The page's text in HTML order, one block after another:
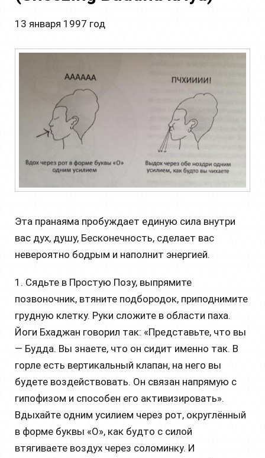
ь
13 января 1997 год
Эта пранаяма пробуждает единую сила внутри
вас дух, душу, Бесконечность, сделает вас
невероятно бодрым и наполнит энергией.
1. Сядьте в Простую Позу, выпрямите
позвоночник, втяните подбородок, приподнимите
грудную клетку. Руки сложите в области паха.
Йоги Бхаджан говорил так: «Представьте, что вы
— Будда. Вы знаете, что он сидит именно так. В
горле есть вертикальный клапан, на него вы
будете воздействовать. Он связан напрямую с
гипофизом и способен его активизировать».
Вдыхайте одним усилием через рот, округлённый
в форме буквы «О», как будто с силой
втягиваете воздух через соломинку. И